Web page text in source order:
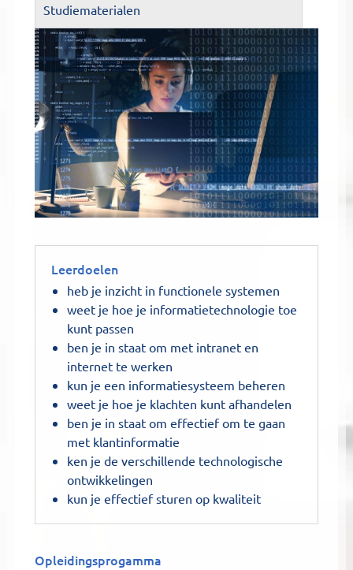
Studiematerialen
Leerdoelen
heb je inzicht in functionele systemen
weet je hoe je informatietechnologie toe
kunt passen
ben je in staat om met intranet en
internet te werken
kun je een informatiesysteem beheren
weet je hoe je klachten kunt afhandelen
ben je in staat om effectief om te gaan
met klantinformatie
ken je de verschillende technologische
ontwikkelingen
kun je effectief sturen op kwaliteit
Opleidingsprogamma